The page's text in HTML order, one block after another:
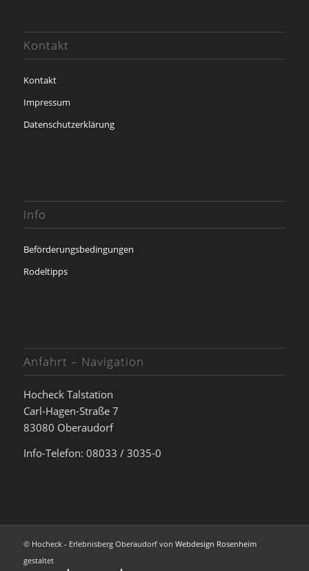
Kontakt
Kontakt
Impressum
Datenschutzerklärung
Info
Beförderungsbedingungen
Rodeltipps
Anfahrt – Navigation
Hocheck Talstation
Carl-Hagen-Straße 7
83080 Oberaudorf
Info-Telefon: 08033 / 3035-0
© Hocheck - Erlebnisberg Oberaudorf von Webdesign Rosenheim
gestaltet